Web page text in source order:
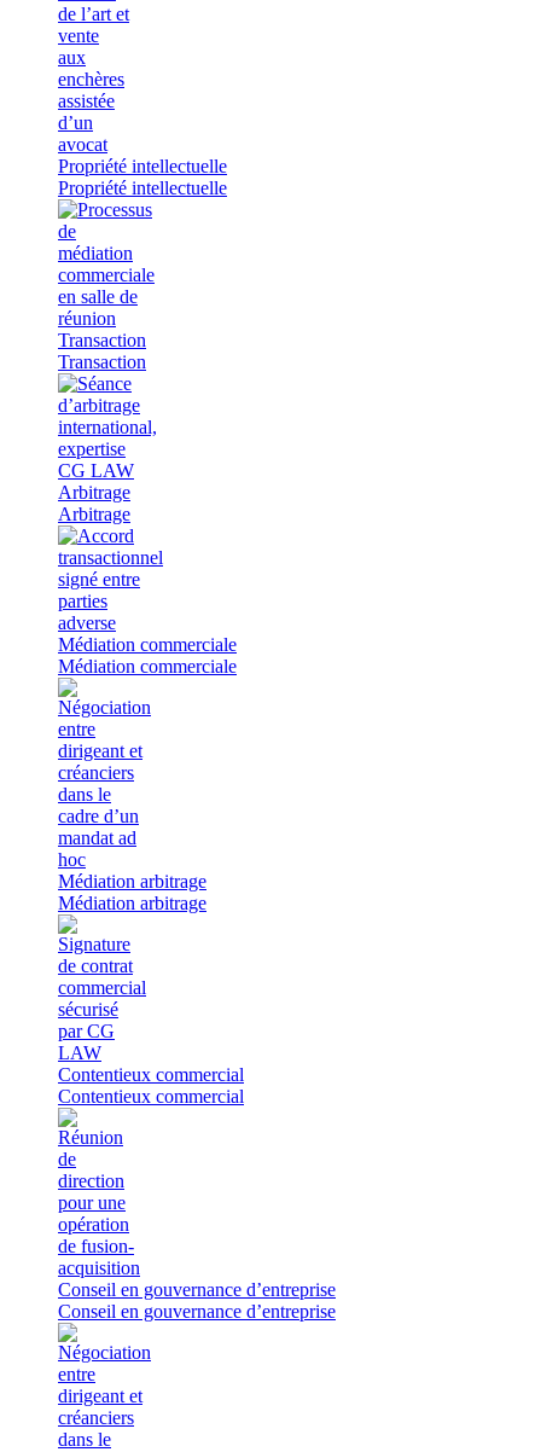
Propriété intellectuelle
Propriété intellectuelle
Transaction
Transaction
Arbitrage
Arbitrage
Médiation commerciale
Médiation commerciale
Médiation arbitrage
Médiation arbitrage
Contentieux commercial
Contentieux commercial
Conseil en gouvernance d’entreprise
Conseil en gouvernance d’entreprise